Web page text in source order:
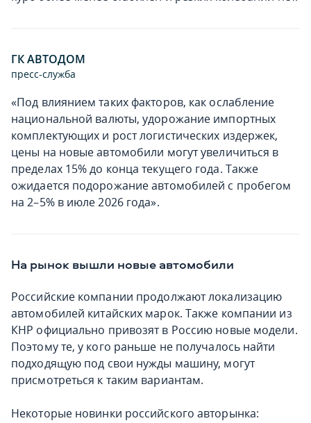
ГК АВТОДОМ
пресс-служба
«Под влиянием таких факторов, как ослабление
национальной валюты, удорожание импортных
комплектующих и рост логистических издержек,
цены на новые автомобили могут увеличиться в
пределах 15% до конца текущего года. Также
ожидается подорожание автомобилей с пробегом
на 2–5% в июле 2026 года».
На рынок вышли новые автомобили
Российские компании продолжают локализацию
автомобилей китайских марок. Также компании из
КНР официально привозят в Россию новые модели.
Поэтому те, у кого раньше не получалось найти
подходящую под свои нужды машину, могут
присмотреться к таким вариантам.
Некоторые новинки российского авторынка: